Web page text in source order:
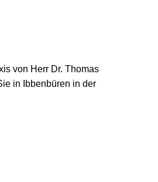
von Herr Dr. Thomas
in Ibbenbüren in der